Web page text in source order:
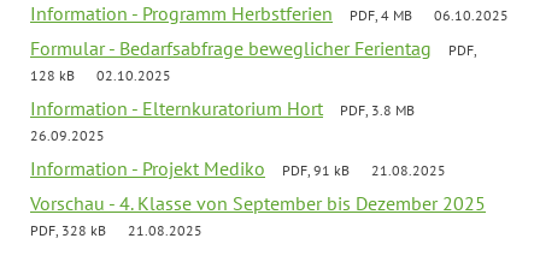
Information - Programm Herbstferien PDF, 4 MB 06.10.2025
Formular - Bedarfsabfrage beweglicher Ferientag
PDF,
128 kB
02.10.2025
Information - Elternkuratorium Hort
PDF, 3.8 MB
26.09.2025
Information - Projekt Mediko PDF, 91 kB 21.08.2025
Vorschau - 4. Klasse von September bis Dezember 2025
PDF, 328 kB 21.08.2025